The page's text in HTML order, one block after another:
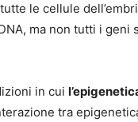
le cellule
ma non tutti i geni
in cui
tra